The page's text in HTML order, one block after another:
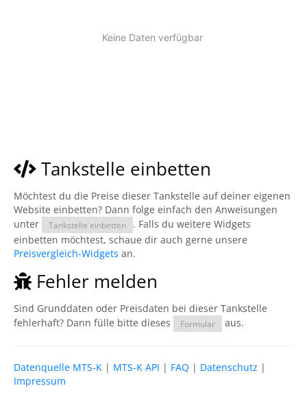
Tankstelle einbetten
Möchtest du die Preise dieser Tankstelle auf deiner eigenen
Website einbetten? Dann folge einfach den Anweisungen
unter
Tankstelle einbetten
. Falls du weitere Widgets
einbetten möchtest, schaue dir auch gerne unsere
Preisvergleich-Widgets an.
Fehler melden
Sind Grunddaten oder Preisdaten bei dieser Tankstelle
fehlerhaft? Dann fülle bitte dieses
Formular aus.
Datenquelle MTS-K | MTS-K API | FAQ | Datenschutz |
Impressum